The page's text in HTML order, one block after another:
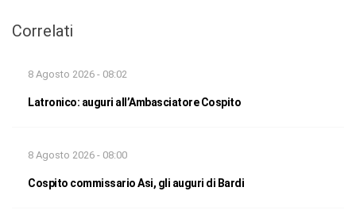
Correlati
8 Agosto 2026 - 08:02
Latronico: auguri all’Ambasciatore Cospito
8 Agosto 2026 - 08:00
Cospito commissario Asi, gli auguri di Bardi